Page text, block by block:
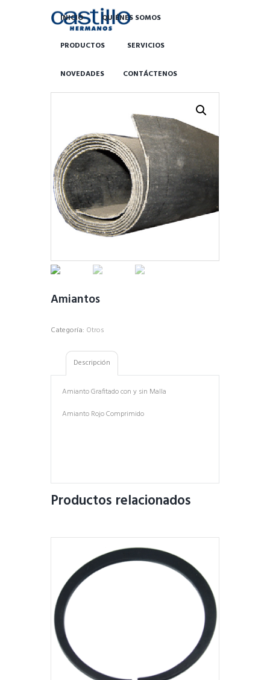
INICIO QUIÉNES SOMOS
PRODUCTOS SERVICIOS
NOVEDADES CONTÁCTENOS
Amiantos
Categoría: Otros
Descripción
Amianto Grafitado con y sin Malla
Amianto Rojo Comprimido
Productos relacionados